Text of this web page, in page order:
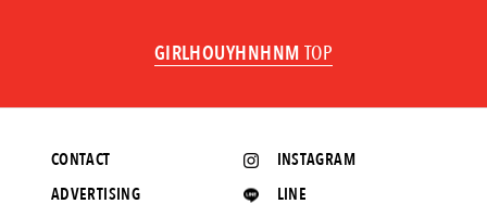
GIRLHOUYHNHNM TOP
INSTAGRAM
LINE
CONTACT
ADVERTISING